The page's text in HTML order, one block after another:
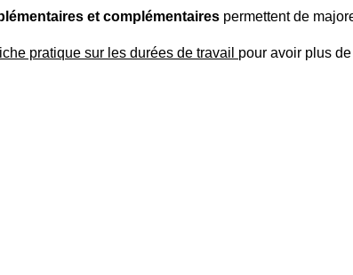
et complémentaires permettent de
pratique sur les durées de travail pour avoir plus